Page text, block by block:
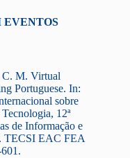
EVENTOS
C. M. Virtual
Portuguese. In:
sobre
12ª
de Informação e
TECSI EAC FEA